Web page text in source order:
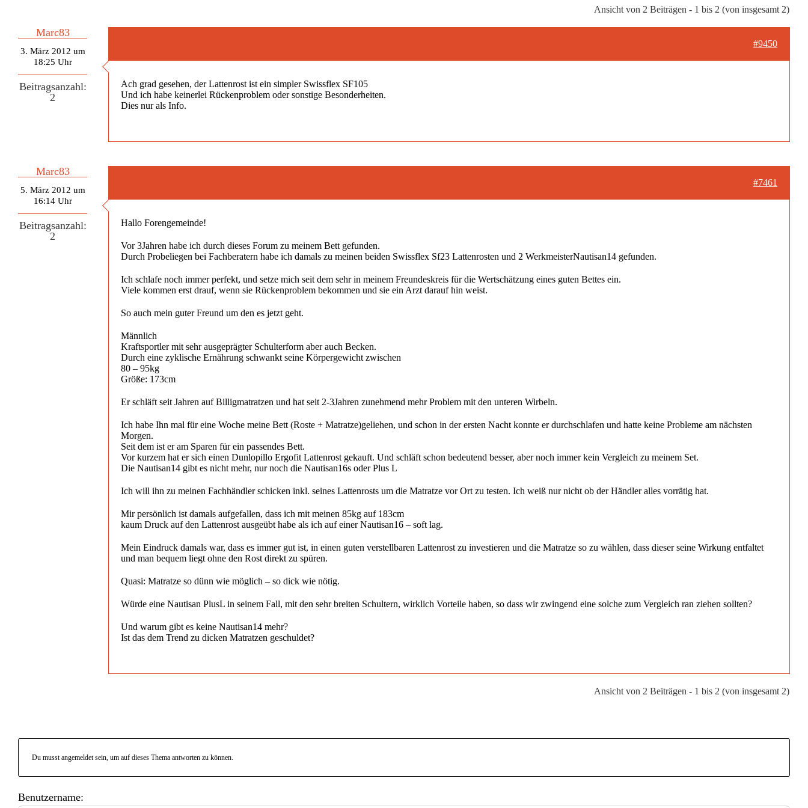
Ansicht von 2 Beiträgen - 1 bis 2 (von insgesamt 2)
Marc83
3. März 2012 um
18:25 Uhr
Beitragsanzahl:
2
#9450
Ach grad gesehen, der Lattenrost ist ein simpler Swissflex SF105
Und ich habe keinerlei Rückenproblem oder sonstige Besonderheiten.
Dies nur als Info.
Marc83
5. März 2012 um
16:14 Uhr
Beitragsanzahl:
2
#7461
Hallo Forengemeinde!
Vor 3Jahren habe ich durch dieses Forum zu meinem Bett gefunden.
Durch Probeliegen bei Fachberatern habe ich damals zu meinen beiden Swissflex Sf23 Lattenrosten und 2 WerkmeisterNautisan14 gefunden.
Ich schlafe noch immer perfekt, und setze mich seit dem sehr in meinem Freundeskreis für die Wertschätzung eines guten Bettes ein.
Viele kommen erst drauf, wenn sie Rückenproblem bekommen und sie ein Arzt darauf hin weist.
So auch mein guter Freund um den es jetzt geht.
Männlich
Kraftsportler mit sehr ausgeprägter Schulterform aber auch Becken.
Durch eine zyklische Ernährung schwankt seine Körpergewicht zwischen
80 – 95kg
Größe: 173cm
Er schläft seit Jahren auf Billigmatratzen und hat seit 2-3Jahren zunehmend mehr Problem mit den unteren Wirbeln.
Ich habe Ihn mal für eine Woche meine Bett (Roste + Matratze)geliehen, und schon in der ersten Nacht konnte er durchschlafen und hatte keine Probleme am nächsten
Morgen.
Seit dem ist er am Sparen für ein passendes Bett.
Vor kurzem hat er sich einen Dunlopillo Ergofit Lattenrost gekauft. Und schläft schon bedeutend besser, aber noch immer kein Vergleich zu meinem Set.
Die Nautisan14 gibt es nicht mehr, nur noch die Nautisan16s oder Plus L
Ich will ihn zu meinen Fachhändler schicken inkl. seines Lattenrosts um die Matratze vor Ort zu testen. Ich weiß nur nicht ob der Händler alles vorrätig hat.
Mir persönlich ist damals aufgefallen, dass ich mit meinen 85kg auf 183cm
kaum Druck auf den Lattenrost ausgeübt habe als ich auf einer Nautisan16 – soft lag.
Mein Eindruck damals war, dass es immer gut ist, in einen guten verstellbaren Lattenrost zu investieren und die Matratze so zu wählen, dass dieser seine Wirkung entfaltet
und man bequem liegt ohne den Rost direkt zu spüren.
Quasi: Matratze so dünn wie möglich – so dick wie nötig.
Würde eine Nautisan PlusL in seinem Fall, mit den sehr breiten Schultern, wirklich Vorteile haben, so dass wir zwingend eine solche zum Vergleich ran ziehen sollten?
Und warum gibt es keine Nautisan14 mehr?
Ist das dem Trend zu dicken Matratzen geschuldet?
Ansicht von 2 Beiträgen - 1 bis 2 (von insgesamt 2)
Du musst angemeldet sein, um auf dieses Thema antworten zu können.
Benutzername: